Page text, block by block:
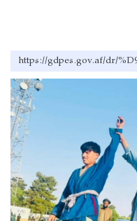
https://gdpes.gov.af/dr/